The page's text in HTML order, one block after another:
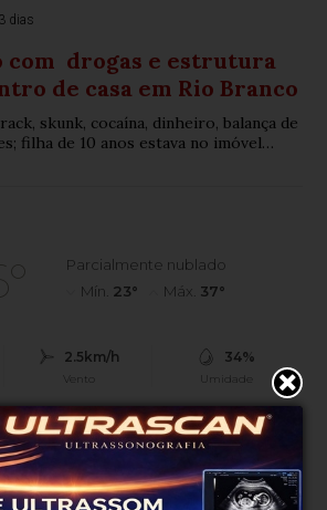
dias
com drogas e estrutura
de casa em Rio Branco
skunk, cocaína, dinheiro, balança de
filha de 10 anos estava no imóvel
Parcialmente nublado
Mín. 23° Máx. 37°
2.5km/h
Vento
34%
Umidade
07h45 07h28
Pôr do sol